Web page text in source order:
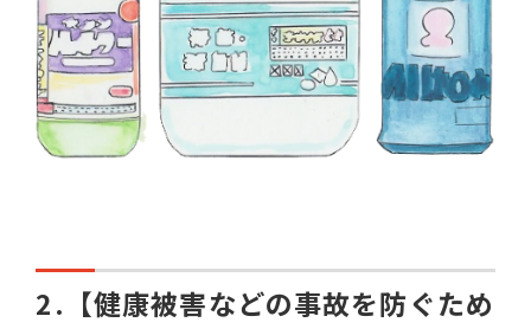
2. 【健康被害などの事故を防ぐため